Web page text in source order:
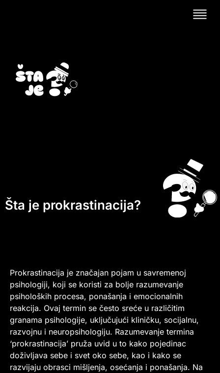
Šta je prokrastinacija?
Prokrastinacija je značajan pojam u savremenoj
psihologiji, koji se koristi za bolje razumevanje
psiholoških procesa, ponašanja i emocionalnih
reakcija. Ovaj termin se često sreće u različitim
granama psihologije, uključujući kliničku, socijalnu,
razvojnu i neuropsihologiju. Razumevanje termina
‘prokrastinacija’ pruža uvid u to kako pojedinac
doživljava sebe i svet oko sebe, kao i kako se
razvijaju obrasci mišljenja, osećanja i ponašanja. Na